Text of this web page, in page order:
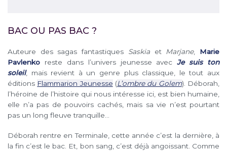
BAC OU PAS BAC ?
Auteure des sagas fantastiques Saskiaet Marjane, Marie
Pavlenko reste dans l’univers jeunesse avecJe suis ton
soleil, mais revient à un genre plus classique, le tout aux
éditions Flammarion Jeunesse (L’ombre du Golem). Déborah,
l’héroïne de l’histoire qui nous intéresse ici, est bien humaine,
elle n’a pas de pouvoirs cachés, mais sa vie n’est pourtant
pas un long fleuve tranquille…
Déborah rentre en Terminale, cette année c’est la dernière, à
la fin c’est le bac. Et, bon sang, c’est déjà angoissant. Comme